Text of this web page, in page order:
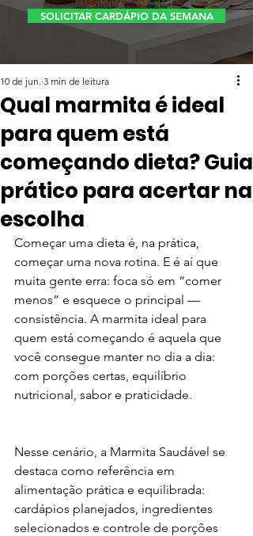
SOLICITAR CARDÁPIO DA SEMANA
Qual marmita é ideal
para quem está
começando dieta? Guia
prático para acertar na
escolha
10 de jun. 3 min de leitura
Começar uma dieta é, na prática,
começar uma nova rotina. E é aí que
muita gente erra: foca só em “comer
menos” e esquece o principal —
consistência. A marmita ideal para
quem está começando é aquela que
você consegue manter no dia a dia:
com porções certas, equilíbrio
nutricional, sabor e praticidade.
Nesse cenário, a Marmita Saudável se
destaca como referência em
alimentação prática e equilibrada:
cardápios planejados, ingredientes
selecionados e controle de porções